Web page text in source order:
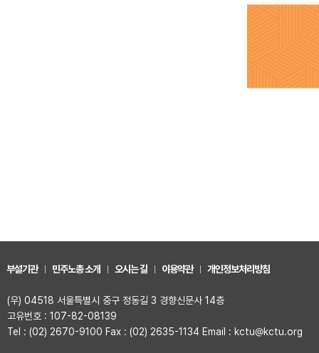
부설기관 민주노총 소개 오시는 길 이용약관 개인정보처리방침
(우) 04518 서울특별시 중구 정동길 3 경향신문사 14층
고유번호 : 107-82-08139
Tel : (02) 2670-9100 Fax : (02) 2635-1134 Email : kctu@kctu.org